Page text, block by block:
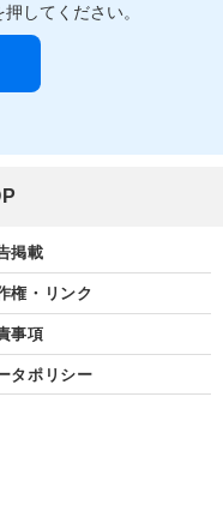
してください。
掲載
権・リンク
事項
タポリシー